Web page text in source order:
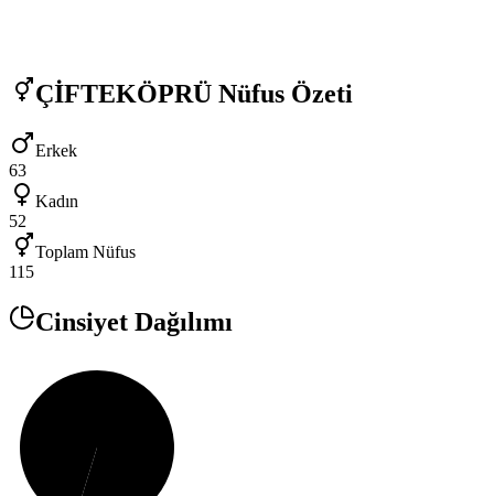
ÇİFTEKÖPRÜ Nüfus Özeti
Erkek
63
Kadın
52
Toplam Nüfus
115
Cinsiyet Dağılımı